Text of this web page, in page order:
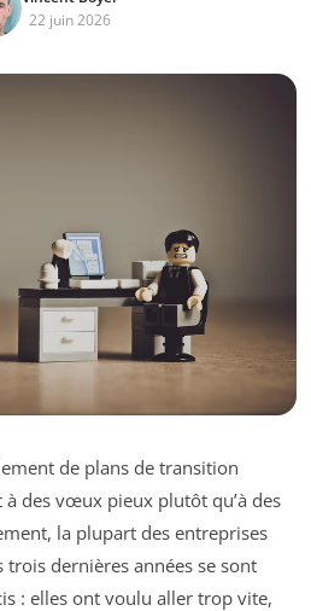
22 juin 2026
de plans de transition
des vœux pieux plutôt qu’à des
la plupart des entreprises
trois dernières années se sont
: elles ont voulu aller trop vite,